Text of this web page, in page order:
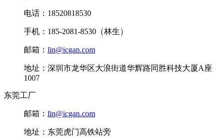
电话：18520818530
手机：185-2081-8530（林生）
邮箱： lin@icgan.com
地址：深圳市龙华区大浪街道华辉路同胜科技大厦A座
1007
东莞工厂
邮箱： lin@icgan.com
地址：东莞虎门高铁站旁